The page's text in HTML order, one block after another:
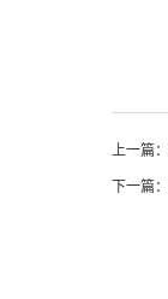
上一篇：
下一篇：